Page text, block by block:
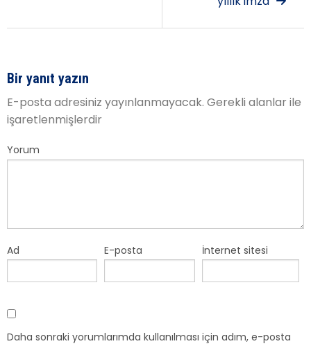
Bir yanıt yazın
E-posta adresiniz yayınlanmayacak. Gerekli alanlar ile
işaretlenmişlerdir
Yorum
Ad E-posta İnternet sitesi
Daha sonraki yorumlarımda kullanılması için adım, e-posta